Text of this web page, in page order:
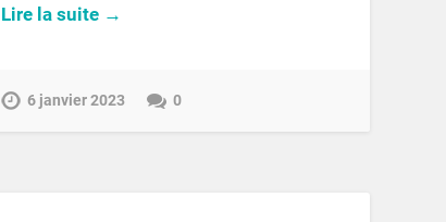
Lire la suite →
6 janvier 2023 0